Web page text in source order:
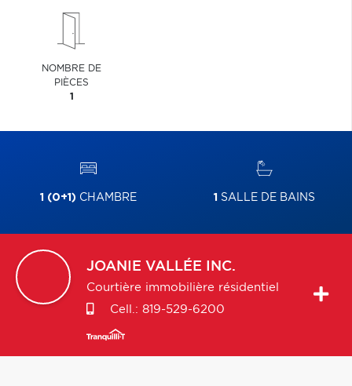
NOMBRE DE
PIÈCES
1
1 (0+1) CHAMBRE 1 SALLE DE BAINS
JOANIE VALLÉE INC.
Courtière immobilière résidentiel
Cell.: 819-529-6200